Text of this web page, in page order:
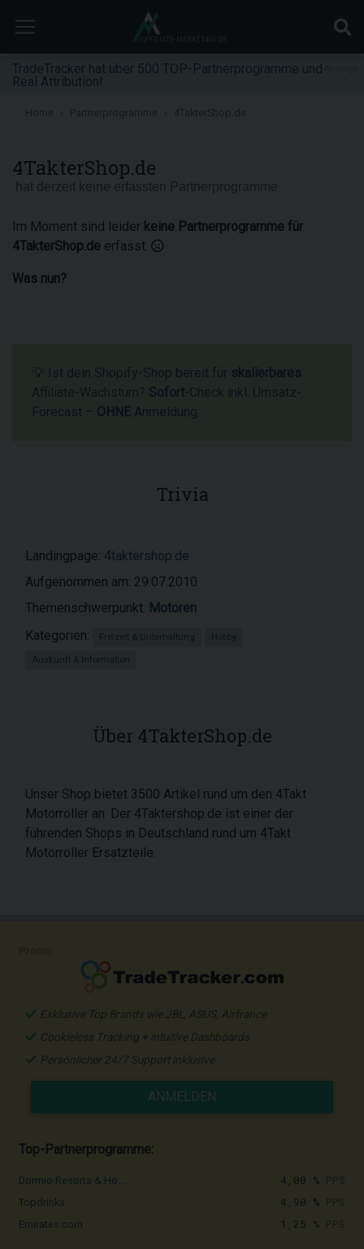
TradeTracker hat über 500 TOP-Partnerprogramme und
Real Attribution!
Home Partnerprogramme
4TakterShop.de
Im Moment sind leider keine Partnerprogramme für
4TakterShop.de erfasst.
Was nun?
💡 Ist dein Shopify-Shop bereit für skalierbares
Affiliate-Wachstum? Sofort-Check inkl. Umsatz-
Forecast – OHNE Anmeldung.
Trivia
Landingpage: 4taktershop.de
Aufgenommen am: 29.07.2010
Themenschwerpunkt: Motoren
Kategorien:
Freizeit & Unterhaltung Hobby
Auskunft & Information
Über 4TakterShop.de
Unser Shop bietet 3500 Artikel rund um den 4Takt
Motorroller an. Der 4Taktershop.de ist einer der
führenden Shops in Deutschland rund um 4Takt
Motorroller Ersatzteile.
Exklusive Top Brands wie JBL, ASUS, Airfrance
Cookieless Tracking + intuitive Dashboards
Persönlicher 24/7 Support inklusive
ANMELDEN
Top-Partnerprogramme:
Dormio Resorts & Ho... 4,00 %
Topdrinks 4,90 %
Emirates.com 1,25 %